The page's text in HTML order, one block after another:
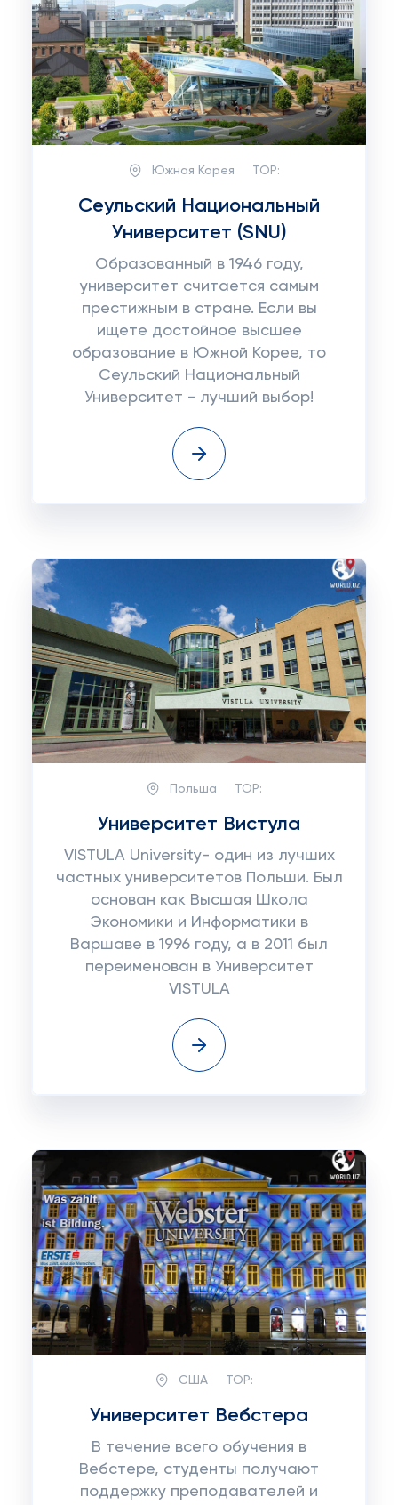
Южная Корея TOP:
Сеульский Национальный
Университет (SNU)
Образованный в 1946 году,
университет считается самым
престижным в стране. Если вы
ищете достойное высшее
образование в Южной Корее, то
Сеульский Национальный
Университет - лучший выбор!
Польша TOP:
Университет Вистула
VISTULA University- один из лучших
частных университетов Польши. Был
основан как Высшая Школа
Экономики и Информатики в
Варшаве в 1996 году, а в 2011 был
переименован в Университет
VISTULA
США TOP:
Университет Вебстера
В течение всего обучения в
Вебстере, студенты получают
поддержку преподавателей и